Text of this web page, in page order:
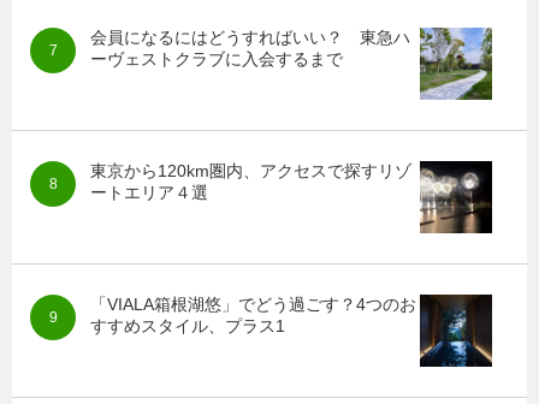
会員になるにはどうすればいい？ 東急ハ
ーヴェストクラブに入会するまで
東京から120km圏内、アクセスで探すリゾ
ートエリア４選
「VIALA箱根湖悠」でどう過ごす？4つのお
すすめスタイル、プラス1